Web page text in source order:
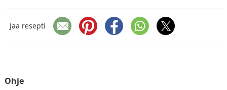
Jaa resepti
Ohje